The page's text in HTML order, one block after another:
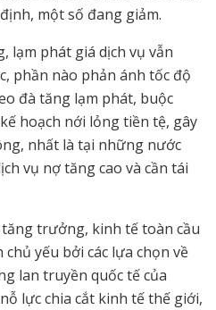
một số đang giảm.
lạm phát giá dịch vụ vẫn
phần nào phản ánh tốc độ
đà tăng lạm phát, buộc
hoạch nới lỏng tiền tệ, gây
nhất là tại những nước
vụ nợ tăng cao và cần tái
trưởng, kinh tế toàn cầu
yếu bởi các lựa chọn về
lan truyền quốc tế của
lực chia cắt kinh tế thế giới,